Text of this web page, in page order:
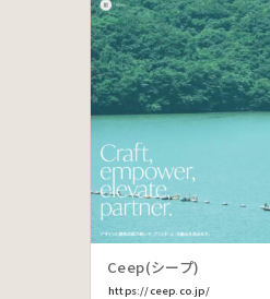
Ceep(シープ)
https://ceep.co.jp/